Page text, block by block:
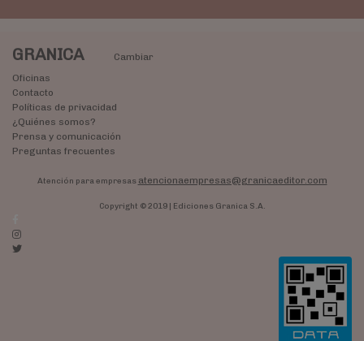
GRANICA
Cambiar
Oficinas
Contacto
Políticas de privacidad
¿Quiénes somos?
Prensa y comunicación
Preguntas frecuentes
Atención para empresas atencionaempresas@granicaeditor.com
Copyright © 2019 | Ediciones Granica S.A.